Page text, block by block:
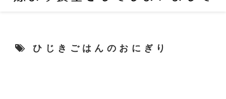
ひじきごはんのおにぎり